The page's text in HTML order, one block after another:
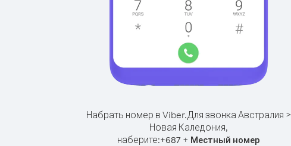
Набрать номер в Viber.Для звонка Австралия >
Новая Каледония,
наберите:+687 + Местный номер